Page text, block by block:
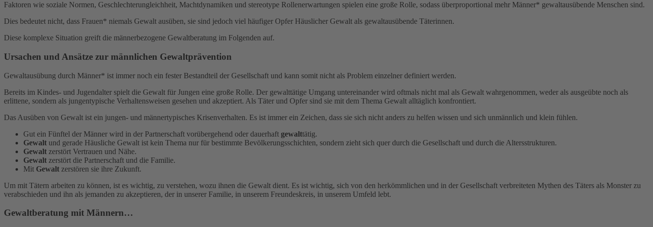
Faktoren wie soziale Normen, Geschlechterungleichheit, Machtdynamiken und stereotype Rollenerwartungen spielen eine große Rolle, sodass überproportional mehr Männer* gewaltausübende Menschen sind.
Dies bedeutet nicht, dass Frauen* niemals Gewalt ausüben, sie sind jedoch viel häufiger Opfer Häuslicher Gewalt als gewaltausübende Täterinnen.
Diese komplexe Situation greift die männerbezogene Gewaltberatung im Folgenden auf.
Ursachen und Ansätze zur männlichen Gewaltprävention
Gewaltausübung durch Männer* ist immer noch ein fester Bestandteil der Gesellschaft und kann somit nicht als Problem einzelner definiert werden.
Bereits im Kindes- und Jugendalter spielt die Gewalt für Jungen eine große Rolle. Der gewalttätige Umgang untereinander wird oftmals nicht mal als Gewalt wahrgenommen, weder als ausgeübte noch als
erlittene, sondern als jungentypische Verhaltensweisen gesehen und akzeptiert. Als Täter und Opfer sind sie mit dem Thema Gewalt alltäglich konfrontiert.
Das Ausüben von Gewalt ist ein jungen- und männertypisches Krisenverhalten. Es ist immer ein Zeichen, dass sie sich nicht anders zu helfen wissen und sich unmännlich und klein fühlen.
Gut ein Fünftel der Männer wird in der Partnerschaft vorübergehend oder dauerhaft gewalttätig.
Gewalt und gerade Häusliche Gewalt ist kein Thema nur für bestimmte Bevölkerungsschichten, sondern zieht sich quer durch die Gesellschaft und durch die Altersstrukturen.
Gewalt zerstört Vertrauen und Nähe.
Gewalt zerstört die Partnerschaft und die Familie.
Mit Gewalt zerstören sie ihre Zukunft.
Um mit Tätern arbeiten zu können, ist es wichtig, zu verstehen, wozu ihnen die Gewalt dient. Es ist wichtig, sich von den herkömmlichen und in der Gesellschaft verbreiteten Mythen des Täters als Monster zu
verabschieden und ihn als jemanden zu akzeptieren, der in unserer Familie, in unserem Freundeskreis, in unserem Umfeld lebt.
Gewaltberatung mit Männern…